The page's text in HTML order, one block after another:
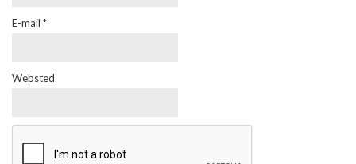
E-mail *
Websted